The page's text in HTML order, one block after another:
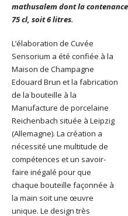
mathusalem dont la
75 cl, soit 6 litres.
L’élaboration de Cuvée
Sensorium a été confiée à la
Maison de Champagne
Edouard Brun et la fabrication
de la bouteille à la
Manufacture de porcelaine
Reichenbach située à Leipzig
(Allemagne). La création a
nécessité une multitude de
compétences et un savoir-
faire inégalé pour que
chaque bouteille façonnée à
la main soit une œuvre
unique. Le design très